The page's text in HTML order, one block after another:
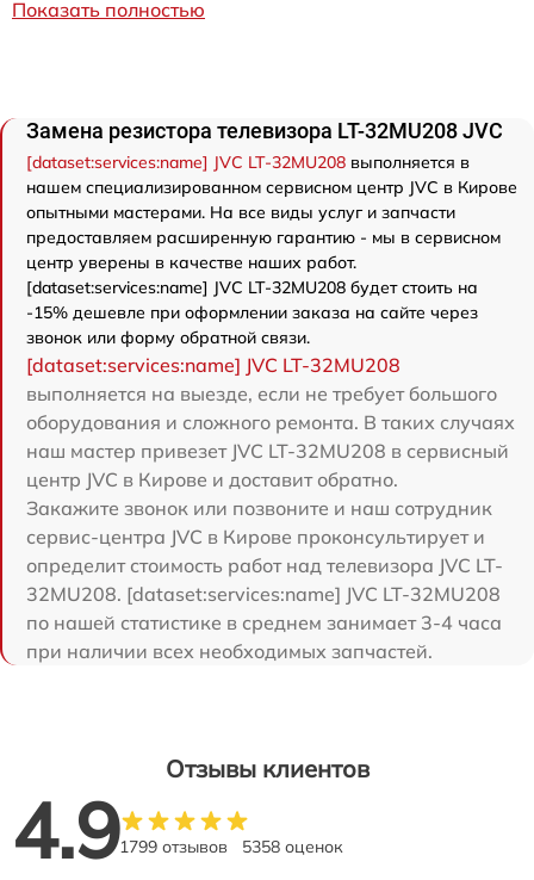
Показать полностью
Замена резистора телевизора LT-32MU208 JVC
[dataset:services:name] JVC LT-32MU208 выполняется в
нашем специализированном сервисном центр JVC в Кирове
опытными мастерами. На все виды услуг и запчасти
предоставляем расширенную гарантию - мы в сервисном
центр уверены в качестве наших работ.
[dataset:services:name] JVC LT-32MU208 будет стоить на
-15% дешевле при оформлении заказа на сайте через
звонок или форму обратной связи.
[dataset:services:name] JVC LT-32MU208
выполняется на выезде, если не требует большого
оборудования и сложного ремонта. В таких случаях
наш мастер привезет JVC LT-32MU208 в сервисный
центр JVC в Кирове и доставит обратно.
Закажите звонок или позвоните и наш сотрудник
сервис-центра JVC в Кирове проконсультирует и
определит стоимость работ над телевизора JVC LT-
32MU208. [dataset:services:name] JVC LT-32MU208
по нашей статистике в среднем занимает 3-4 часа
при наличии всех необходимых запчастей.
Отзывы клиентов
4.91799 отзывов 5358 оценок